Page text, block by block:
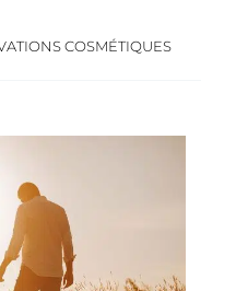
COSMÉTIQUES